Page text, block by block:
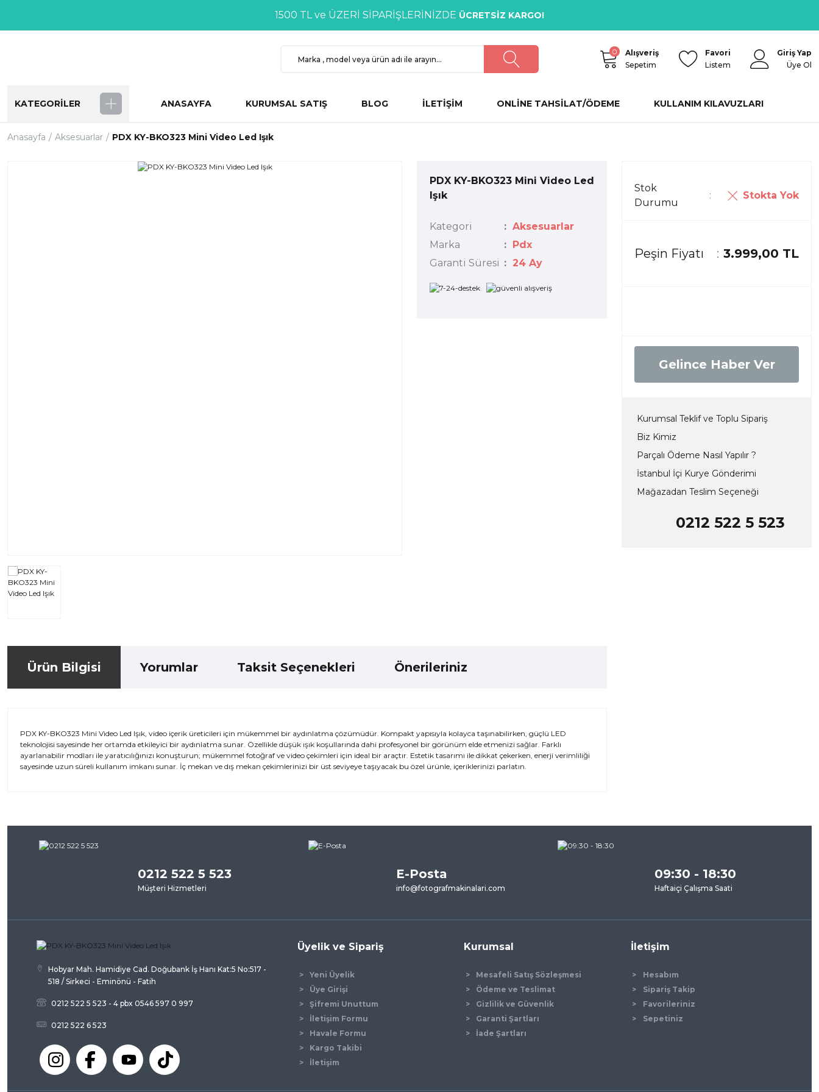
1500 TL ve ÜZERİ SİPARİŞLERİNİZDE ÜCRETSİZ KARGO!
0
Alışveriş
Sepetim
Favori
Listem
Giriş Yap
Üye Ol
KATEGORİLER ANASAYFA KURUMSAL SATIŞ BLOG İLETİŞİM ONLİNE TAHSİLAT/ÖDEME KULLANIM KILAVUZLARI
Anasayfa Aksesuarlar PDX KY-BKO323 Mini Video Led Işık
PDX KY-BKO323 Mini Video Led
Işık
Kategori
Aksesuarlar
Marka
Pdx
Garanti Süresi
24 Ay
Stok
Durumu
Stokta Yok
Peşin Fiyatı 3.999,00 TL
Gelince Haber Ver
Kurumsal Teklif ve Toplu Sipariş
Biz Kimiz
Parçalı Ödeme Nasıl Yapılır ?
İstanbul İçi Kurye Gönderimi
Mağazadan Teslim Seçeneği
0212 522 5 523
Ürün Bilgisi Yorumlar Taksit Seçenekleri Önerileriniz
PDX KY-BKO323 Mini Video Led Işık, video içerik üreticileri için mükemmel bir aydınlatma çözümüdür. Kompakt yapısıyla kolayca taşınabilirken, güçlü LED
teknolojisi sayesinde her ortamda etkileyici bir aydınlatma sunar. Özellikle düşük ışık koşullarında dahi profesyonel bir görünüm elde etmenizi sağlar. Farklı
ayarlanabilir modları ile yaratıcılığınızı konuşturun; mükemmel fotoğraf ve video çekimleri için ideal bir araçtır. Estetik tasarımı ile dikkat çekerken, enerji verimliliği
sayesinde uzun süreli kullanım imkanı sunar. İç mekan ve dış mekan çekimlerinizi bir üst seviyeye taşıyacak bu özel ürünle, içeriklerinizi parlatın.
Görüş ve önerileriniz için teşekkür ederiz.
Ürün resmi kalitesiz, bozuk veya görüntülenemiyor.
Ürün açıklamasında eksik bilgiler bulunuyor.
Ürün fiyatı diğer sitelerden daha pahalı.
Bu ürüne benzer farklı alternatifler olmalı.
Gönder
0212 522 5 523
Müşteri Hizmetleri
E-Posta
info@fotografmakinalari.com
09:30 - 18:30
Haftaiçi Çalışma Saati
Hobyar Mah. Hamidiye Cad. Doğubank İş Hanı Kat:5 No:517 -
518 / Sirkeci - Eminönü - Fatih
0212 522 5 523 - 4 pbx 0546 597 0 997
0212 522 6 523
Üyelik ve Sipariş
Yeni Üyelik
Üye Girişi
Şifremi Unuttum
İletişim Formu
Havale Formu
Kargo Takibi
İletişim
Kurumsal
Mesafeli Satış Sözleşmesi
Ödeme ve Teslimat
Gizlilik ve Güvenlik
Garanti Şartları
İade Şartları
İletişim
Hesabım
Sipariş Takip
Favorileriniz
Sepetiniz